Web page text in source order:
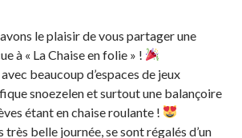
le plaisir de vous partager une
à « La Chaise en folie » !
beaucoup d’espaces de jeux
snoezelen et surtout une balançoire
étant en chaise roulante !
très belle journée, se sont régalés d’un